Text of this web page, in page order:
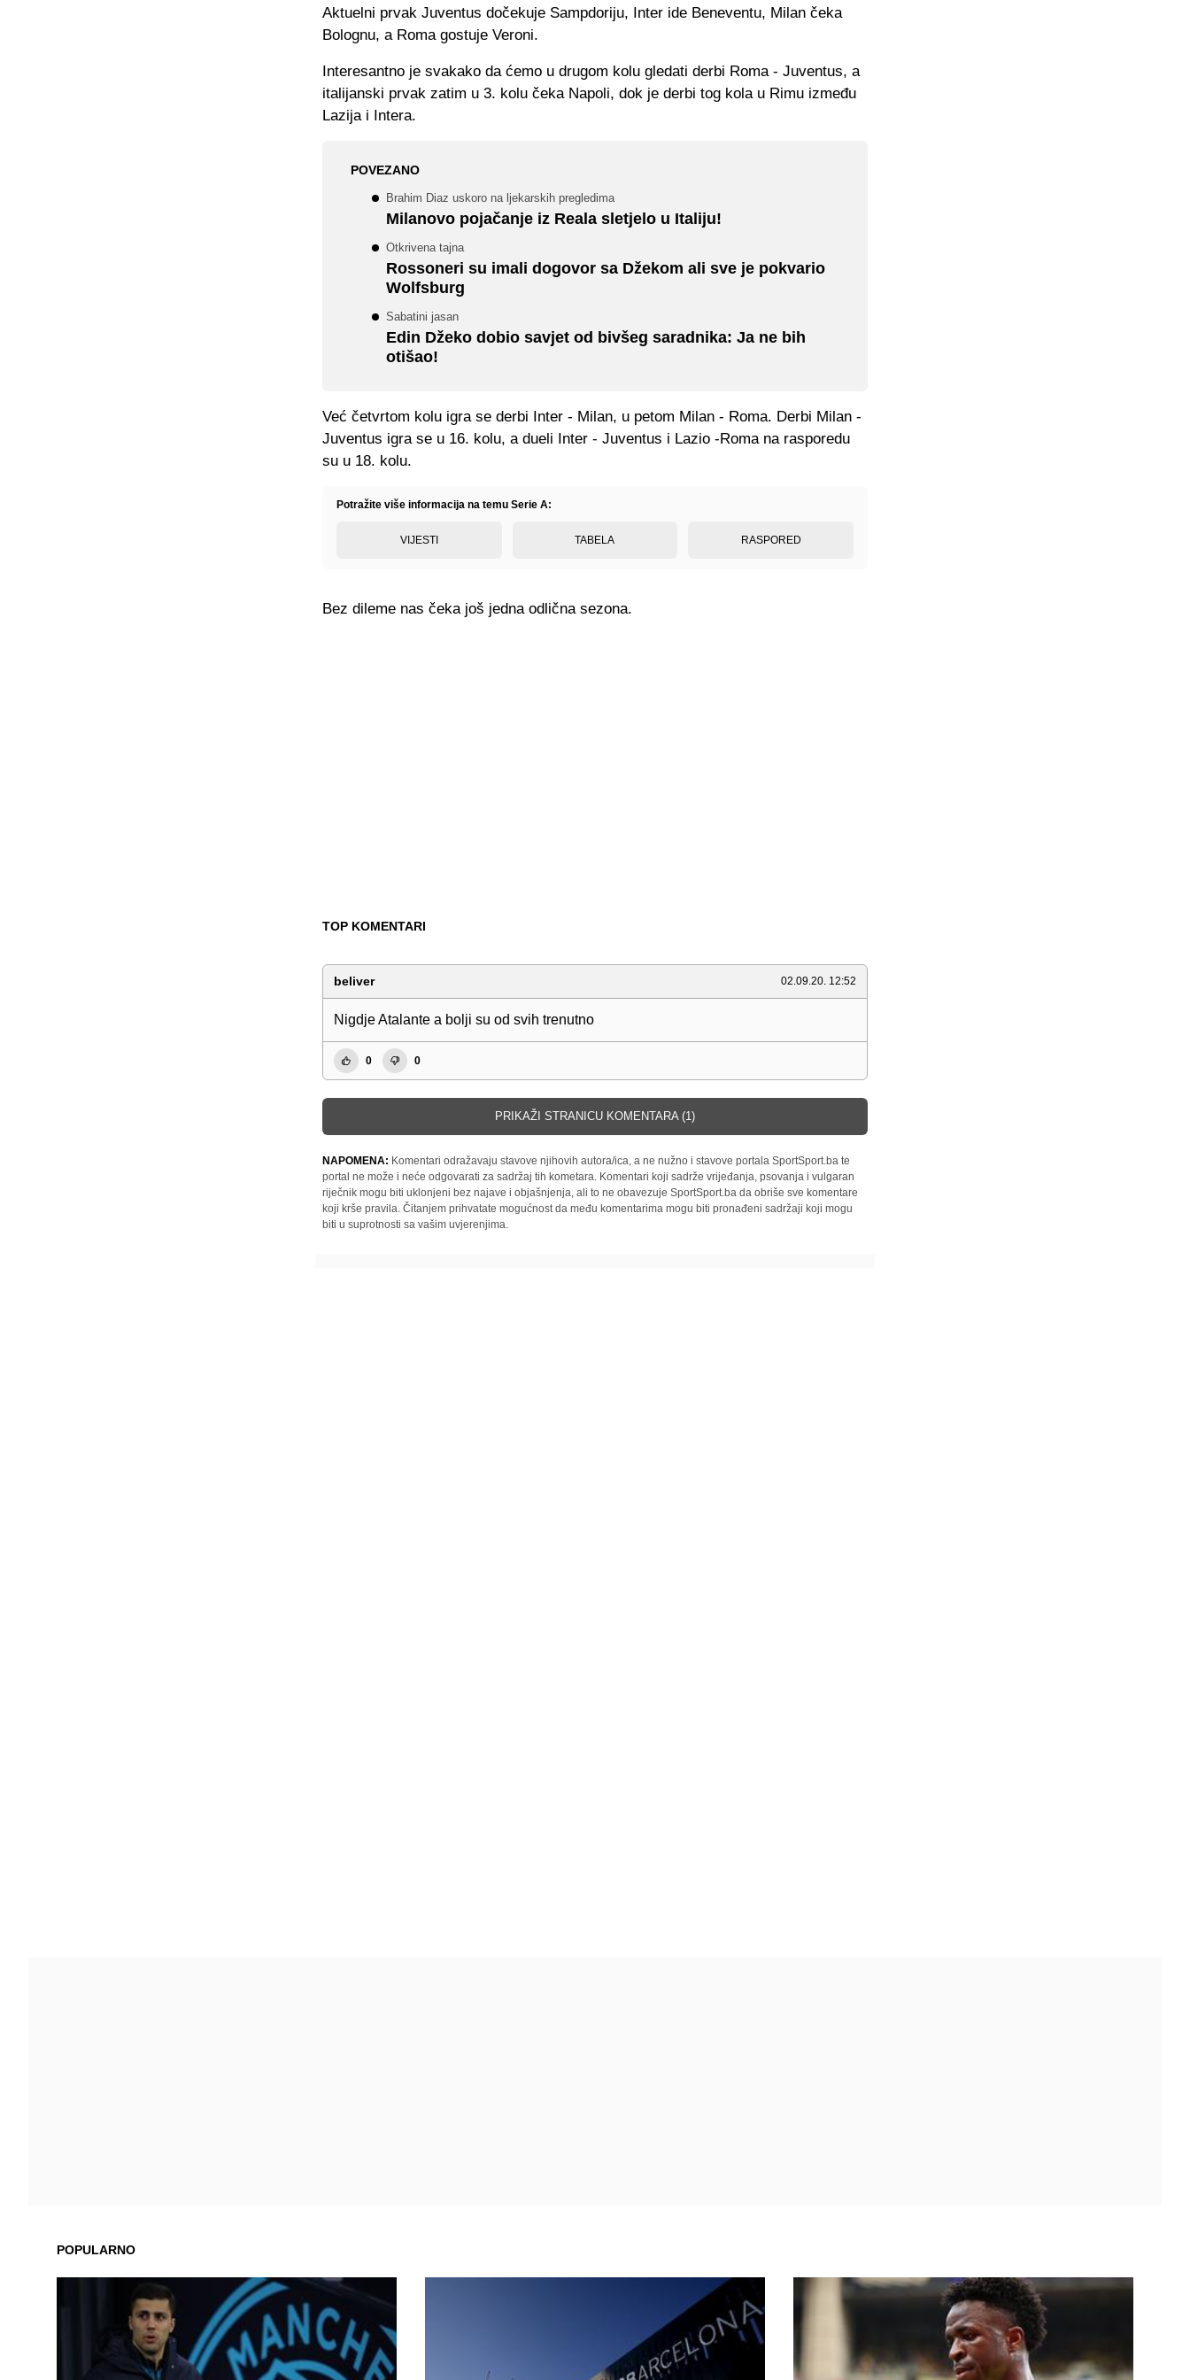
Aktuelni prvak Juventus dočekuje Sampdoriju, Inter ide Beneventu, Milan čeka
Bolognu, a Roma gostuje Veroni.
Interesantno je svakako da ćemo u drugom kolu gledati derbi Roma - Juventus, a
italijanski prvak zatim u 3. kolu čeka Napoli, dok je derbi tog kola u Rimu između
Lazija i Intera.
POVEZANO
Brahim Diaz uskoro na ljekarskih pregledima
Milanovo pojačanje iz Reala sletjelo u Italiju!
Otkrivena tajna
Rossoneri su imali dogovor sa Džekom ali sve je pokvario
Wolfsburg
Sabatini jasan
Edin Džeko dobio savjet od bivšeg saradnika: Ja ne bih
otišao!
Već četvrtom kolu igra se derbi Inter - Milan, u petom Milan - Roma. Derbi Milan -
Juventus igra se u 16. kolu, a dueli Inter - Juventus i Lazio -Roma na rasporedu
su u 18. kolu.
Potražite više informacija na temu Serie A:
VIJESTI TABELA RASPORED
Bez dileme nas čeka još jedna odlična sezona.
TOP KOMENTARI
beliver 02.09.20. 12:52
Nigdje Atalante a bolji su od svih trenutno
0 0
PRIKAŽI STRANICU KOMENTARA (1)
NAPOMENA: Komentari odražavaju stavove njihovih autora/ica, a ne nužno i stavove portala SportSport.ba te
portal ne može i neće odgovarati za sadržaj tih kometara. Komentari koji sadrže vrijeđanja, psovanja i vulgaran
riječnik mogu biti uklonjeni bez najave i objašnjenja, ali to ne obavezuje SportSport.ba da obriše sve komentare
koji krše pravila. Čitanjem prihvatate mogućnost da među komentarima mogu biti pronađeni sadržaji koji mogu
biti u suprotnosti sa vašim uvjerenjima.
POPULARNO